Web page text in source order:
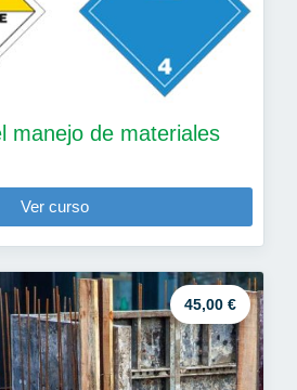
manejo de materiales
Ver curso
45,00 €